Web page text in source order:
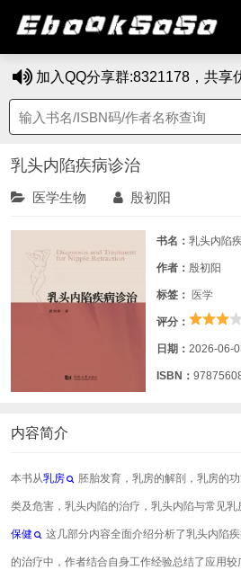
加入QQ分享群:8321178，共享
乳头内陷疾病诊治
医学生物 殷初阳
书名： 乳头内陷
作者： 殷初阳
标签： 医学
评分：
日期： 2026-06-
ISBN：
内容简介
本书从乳房 胚胎发育，乳房的解剖，乳房的
类及危害，乳头内陷的治疗，乳头内陷与常见
保健 这几部分内容全面介绍分析了乳头内陷
的治疗中，作者结合自身工作经验总结了应用